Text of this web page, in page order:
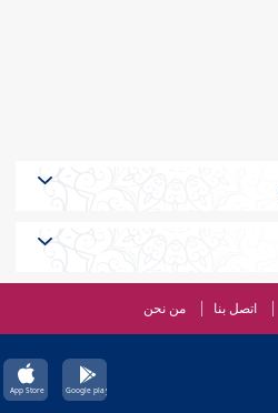
اتصل بنا من نحن